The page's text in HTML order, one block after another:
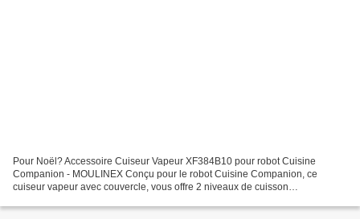
Pour Noël? Accessoire Cuiseur Vapeur XF384B10 pour robot Cuisine
Companion - MOULINEX Conçu pour le robot Cuisine Companion, ce
cuiseur vapeur avec couvercle, vous offre 2 niveaux de cuisson